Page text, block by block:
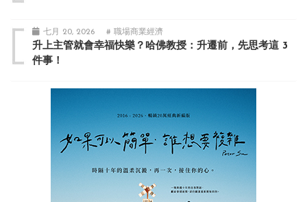
七月 20, 2026 # 職場商業經濟
升上主管就會幸福快樂？哈佛教授：升遷前，先思考這 3
件事！